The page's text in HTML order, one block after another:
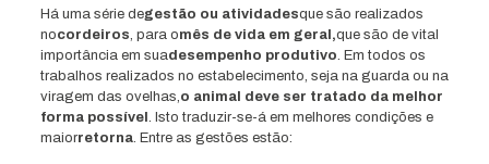
Há uma série degestão ou atividadesque são realizados
nocordeiros, para omês de vida em geral,que são de vital
importância em suadesempenho produtivo. Em todos os
trabalhos realizados no estabelecimento, seja na guarda ou na
viragem das ovelhas,o animal deve ser tratado da melhor
forma possível . Isto traduzir-se-á em melhores condições e
maiorretorna. Entre as gestões estão: